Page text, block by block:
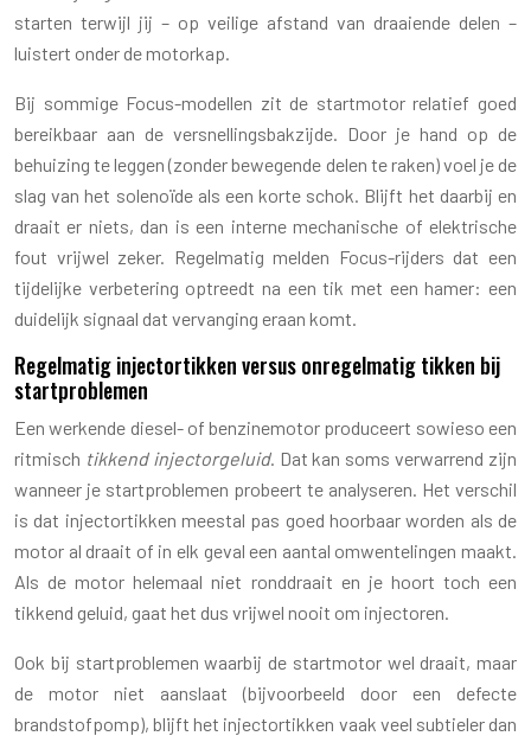
starten terwijl jij – op veilige afstand van draaiende delen –
luistert onder de motorkap.
Bij sommige Focus-modellen zit de startmotor relatief goed
bereikbaar aan de versnellingsbakzijde. Door je hand op de
behuizing te leggen (zonder bewegende delen te raken) voel je de
slag van het solenoïde als een korte schok. Blijft het daarbij en
draait er niets, dan is een interne mechanische of elektrische
fout vrijwel zeker. Regelmatig melden Focus-rijders dat een
tijdelijke verbetering optreedt na een tik met een hamer: een
duidelijk signaal dat vervanging eraan komt.
Regelmatig injectortikken versus onregelmatig tikken bij
startproblemen
Een werkende diesel- of benzinemotor produceert sowieso een
ritmisch tikkend injectorgeluid. Dat kan soms verwarrend zijn
wanneer je startproblemen probeert te analyseren. Het verschil
is dat injectortikken meestal pas goed hoorbaar worden als de
motor al draait of in elk geval een aantal omwentelingen maakt.
Als de motor helemaal niet ronddraait en je hoort toch een
tikkend geluid, gaat het dus vrijwel nooit om injectoren.
Ook bij startproblemen waarbij de startmotor wel draait, maar
de motor niet aanslaat (bijvoorbeeld door een defecte
brandstofpomp), blijft het injectortikken vaak veel subtieler dan